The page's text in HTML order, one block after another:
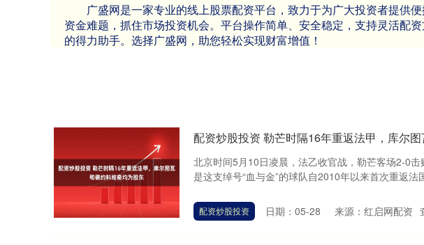
广盛网是一家专业的线上股票配资平台，致力于为广大投资者提供
资金难题，抓住市场投资机会。平台操作简单、安全稳定，支持灵活配
的得力助手。选择广盛网，助您轻松实现财富增值！
配资炒股投资 勒芒时隔16年重返法甲，库尔
北京时间5月10日凌晨，法乙收官战，勒芒客场2-0
是这支绰号“血与金”的球队自2010年以来首次重返法
配资炒股投资 日期：05-28 来源：红启网配资